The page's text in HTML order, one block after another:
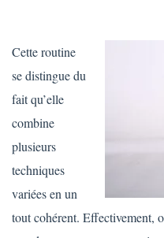
Cette routine
se distingue du
fait qu’elle
combine
plusieurs
techniques
variées en un
tout cohérent. Effectivement,